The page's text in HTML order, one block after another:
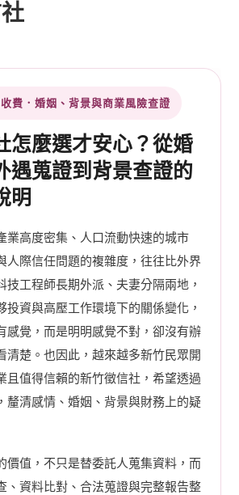
費．婚姻、背景與商業風險查證
怎麼選才安心？從婚
遇蒐證到背景查證的
明
業高度密集、人口流動快速的城市
人際信任問題的複雜度，往往比外界
技工程師長期外派、夫妻分隔兩地，
投資與高壓工作環境下的關係變化，
感覺，而是明明感覺不對，卻沒有辦
清楚。也因此，越來越多新竹民眾開
且值得信賴的新竹徵信社，希望透過
釐清感情、婚姻、背景與財務上的疑
價值，不只是替委託人蒐集資料，而
、資料比對、合法蒐證與完整報告整